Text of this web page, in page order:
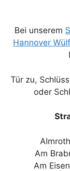
Bei unserem
Hannover
Tür zu,
oder
Am
Am